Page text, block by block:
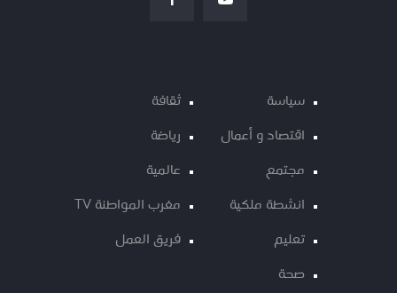
سياسة
اقتصاد و أعمال
مجتمع
انشطة ملكية
تعليم
صحة
ثقافة
رياضة
عالمية
مغرب المواطنة TV
فريق العمل